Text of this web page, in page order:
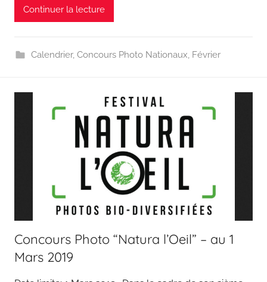
Continuer la lecture
Calendrier, Concours Photo Nationaux, Février
Concours Photo “Natura l’Oeil” – au 1
Mars 2019